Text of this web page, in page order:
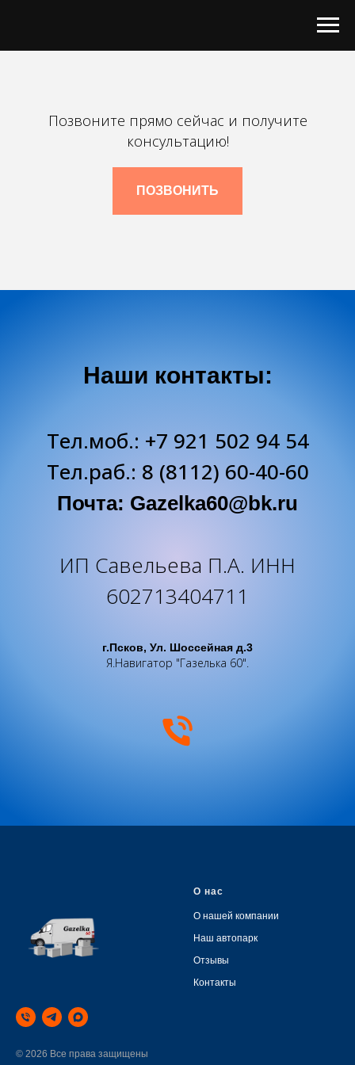
Позвоните прямо сейчас и получите
консультацию!
ПОЗВОНИТЬ
Наши контакты:
Тел.моб.: +7 921 502 94 54
Тел.раб.: 8 (8112) 60-40-60
Почта: Gazelka60@bk.ru
ИП Савельева П.А. ИНН
602713404711
г.Псков, Ул. Шоссейная д.3
Я.Навигатор "Газелька 60".
© 2026 Все права защищены
О нас
О нашей компании
Наш автопарк
Отзывы
Контакты